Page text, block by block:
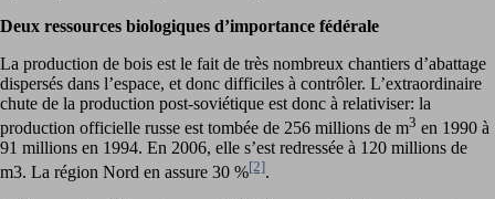
Deux ressources biologiques d’importance fédérale
La production de bois est le fait de très nombreux chantiers d’abattage
dispersés dans l’espace, et donc difficiles à contrôler. L’extraordinaire
chute de la production post-soviétique est donc à relativiser: la
production officielle russe est tombée de 256 millions de m3 en 1990 à
91 millions en 1994. En 2006, elle s’est redressée à 120 millions de
m3. La région Nord en assure 30 %[2].